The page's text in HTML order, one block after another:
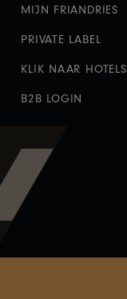
MIJN FRIANDRIES
PRIVATE LABEL
KLIK NAAR HOTELS
B2B LOGIN